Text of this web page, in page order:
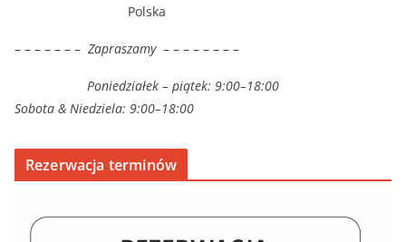
Polska
– – – – – – – Zapraszamy – – – – – – – –
Poniedziałek – piątek: 9:00–18:00
Sobota & Niedziela: 9:00–18:00
Rezerwacja terminów